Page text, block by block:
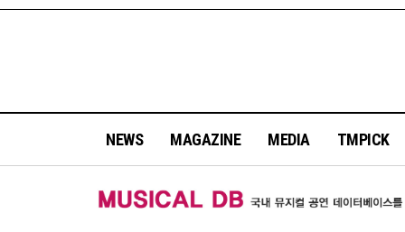
NEWS MAGAZINE MEDIA TMPICK